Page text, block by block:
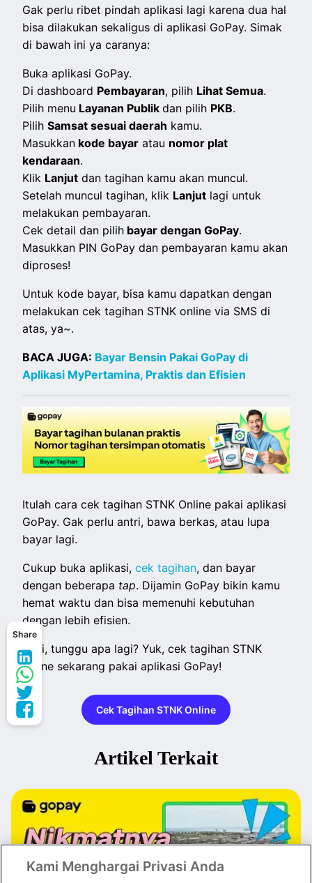
Share
Gak perlu ribet pindah aplikasi lagi karena dua hal
bisa dilakukan sekaligus di aplikasi GoPay. Simak
di bawah ini ya caranya:
Buka aplikasi GoPay.
Di dashboard Pembayaran, pilih Lihat Semua.
Pilih menu Layanan Publikdan pilih PKB.
PilihSamsat sesuai daerah kamu.
Masukkan kode bayar atau nomor plat
kendaraan.
Klik Lanjut dan tagihan kamu akan muncul.
Setelah muncul tagihan, klik Lanjut lagi untuk
melakukan pembayaran.
Cek detail dan pilih bayar dengan GoPay.
Masukkan PIN GoPay dan pembayaran kamu akan
diproses!
Untuk kode bayar, bisa kamu dapatkan dengan
melakukan cek tagihan STNK online via SMS di
atas, ya~.
BACA JUGA: Bayar Bensin Pakai GoPay di
Aplikasi MyPertamina, Praktis dan Efisien
Itulah cara cek tagihan STNK Online pakai aplikasi
GoPay. Gak perlu antri, bawa berkas, atau lupa
bayar lagi.
Cukup buka aplikasi,cek tagihan, dan bayar
dengan beberapa tap. Dijamin GoPay bikin kamu
hemat waktu dan bisa memenuhi kebutuhan
dengan lebih efisien.
Jadi, tunggu apa lagi? Yuk, cek tagihan STNK
online sekarang pakai aplikasi GoPay!
Cek Tagihan STNK Online
Artikel Terkait
Kami Menghargai Privasi Anda